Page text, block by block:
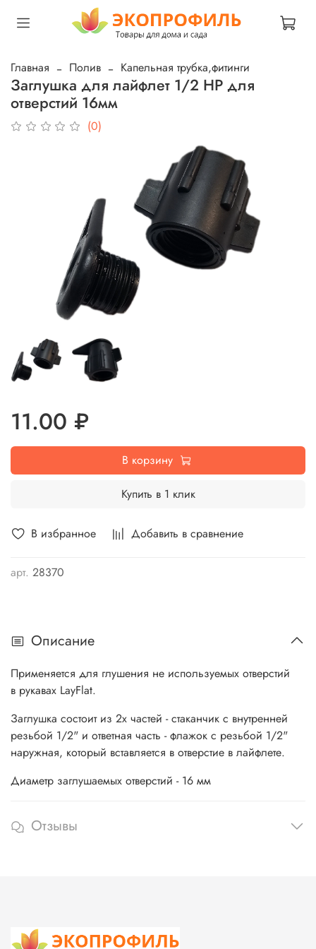
Главная Полив Капельная трубка,фитинги
Заглушка для лайфлет 1/2 НР для
отверстий 16мм
(0)
В избранное Добавить в сравнение
арт. 28370
11.00 ₽
В корзину
Купить в 1 клик
Описание
Применяется для глушения не используемых отверстий
в рукавах LayFlat.
Заглушка состоит из 2х частей - стаканчик с внутренней
резьбой 1/2" и ответная часть - флажок с резьбой 1/2"
наружная, который вставляется в отверстие в лайфлете.
Диаметр заглушаемых отверстий - 16 мм
Отзывы